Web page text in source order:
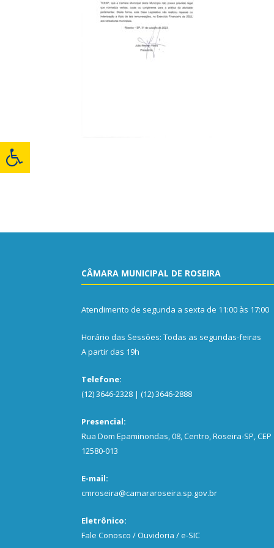
CÂMARA MUNICIPAL DE ROSEIRA
Atendimento de segunda a sexta de 11:00 às 17:00
Horário das Sessões: Todas as segundas-feiras
A partir das 19h
Telefone:
(12) 3646-2328 | (12) 3646-2888
Presencial:
Rua Dom Epaminondas, 08, Centro, Roseira-SP, CEP
12580-013
E-mail:
cmroseira@camararoseira.sp.gov.br
Eletrônico:
Fale Conosco / Ouvidoria / e-SIC